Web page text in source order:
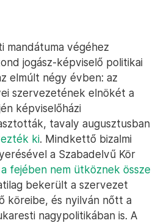
mandátuma végéhez
jogász-képviselő politikai
elmúlt négy évben: az
szervezetének elnökét a
képviselőházi
tavaly augusztusban
ki. Mindkettő bizalmi
a Szabadelvű Kör
a fejében nem ütköznek össze
bekerült a szervezet
köreibe, és nyilván nőtt a
nagypolitikában is. A